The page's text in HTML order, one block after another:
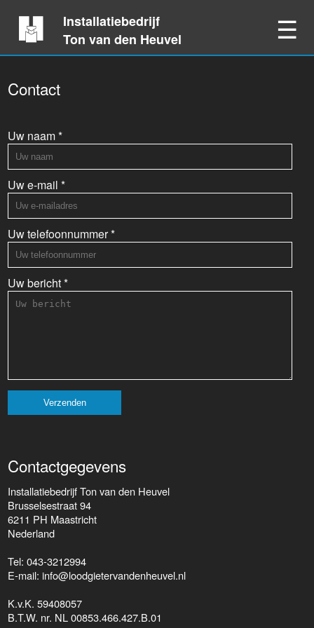
Installatiebedrijf
Ton van den Heuvel
☰
Contact
Uw naam *
Uw e-mail *
Uw telefoonnummer *
Uw bericht *
Contactgegevens
Installatiebedrijf Ton van den Heuvel
Brusselsestraat 94
6211 PH Maastricht
Nederland
Tel: 043-3212994
E-mail: info@loodgietervandenheuvel.nl
K.v.K. 59408057​
B.T.W. nr. NL 00853.466.427.B.01